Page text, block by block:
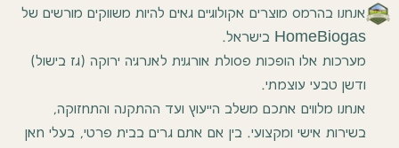
אנחנו בהרמס מוצרים אקולוגיים גאים להיות משווקים מורשים של
HomeBiogas בישראל.
מערכות אלו הופכות פסולת אורגנית לאנרגיה ירוקה (גז בישול)
ודשן טבעי עוצמתי.
אנחנו מלווים אתכם משלב הייעוץ ועד ההתקנה והתחזוקה,
בשירות אישי ומקצועי. בין אם אתם גרים בבית פרטי, בעלי חאן